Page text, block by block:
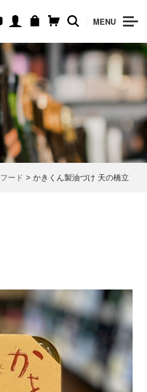
MENU
フード > かきくん製油づけ 天の橋立